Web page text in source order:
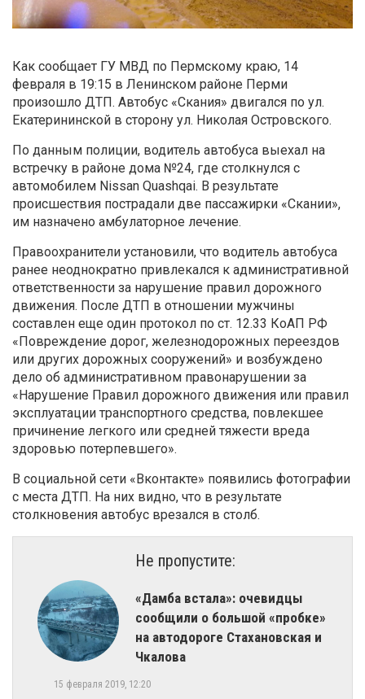
Как сообщает ГУ МВД по Пермскому краю, 14
февраля в 19:15 в Ленинском районе Перми
произошло ДТП. Автобус «Скания» двигался по ул.
Екатерининской в сторону ул. Николая Островского.
По данным полиции, водитель автобуса выехал на
встречку в районе дома №24, где столкнулся с
автомобилем Nissan Quashqai. В результате
происшествия пострадали две пассажирки «Скании»,
им назначено амбулаторное лечение.
Правоохранители установили, что водитель автобуса
ранее неоднократно привлекался к административной
ответственности за нарушение правил дорожного
движения. После ДТП в отношении мужчины
составлен еще один протокол по ст. 12.33 КоАП РФ
«Повреждение дорог, железнодорожных переездов
или других дорожных сооружений» и возбуждено
дело об административном правонарушении за
«Нарушение Правил дорожного движения или правил
эксплуатации транспортного средства, повлекшее
причинение легкого или средней тяжести вреда
здоровью потерпевшего».
В социальной сети «Вконтакте» появились фотографии
с места ДТП. На них видно, что в результате
столкновения автобус врезался в столб.
Не пропустите:
​«Дамба встала»: очевидцы
сообщили о большой «пробке»
на автодороге Стахановская и
Чкалова
15 февраля 2019, 12:20